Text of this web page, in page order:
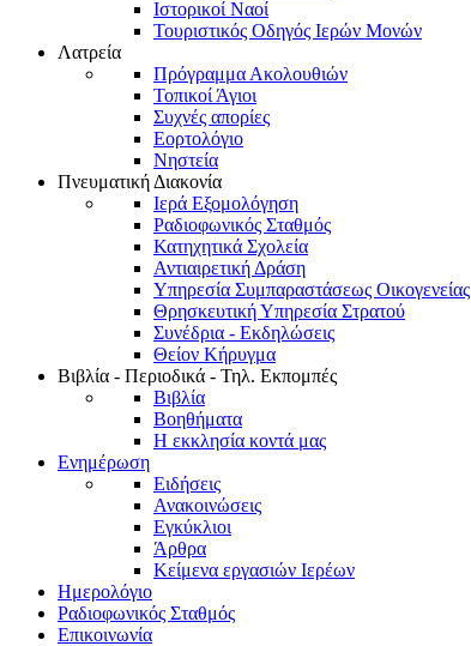
Ιστορικοί Ναοί
Τουριστικός Οδηγός Ιερών Μονών
Λατρεία
Πρόγραμμα Ακολουθιών
Τοπικοί Άγιοι
Συχνές απορίες
Εορτολόγιο
Νηστεία
Πνευματική Διακονία
Ιερά Εξομολόγηση
Ραδιοφωνικός Σταθμός
Κατηχητικά Σχολεία
Αντιαιρετική Δράση
Υπηρεσία Συμπαραστάσεως Οικογενείας
Θρησκευτική Υπηρεσία Στρατού
Συνέδρια - Εκδηλώσεις
Θείον Κήρυγμα
Βιβλία - Περιοδικά - Τηλ. Εκπομπές
Βιβλία
Βοηθήματα
Η εκκλησία κοντά μας
Ενημέρωση
Ειδήσεις
Ανακοινώσεις
Εγκύκλιοι
Άρθρα
Κείμενα εργασιών Ιερέων
Ημερολόγιο
Ραδιοφωνικός Σταθμός
Επικοινωνία